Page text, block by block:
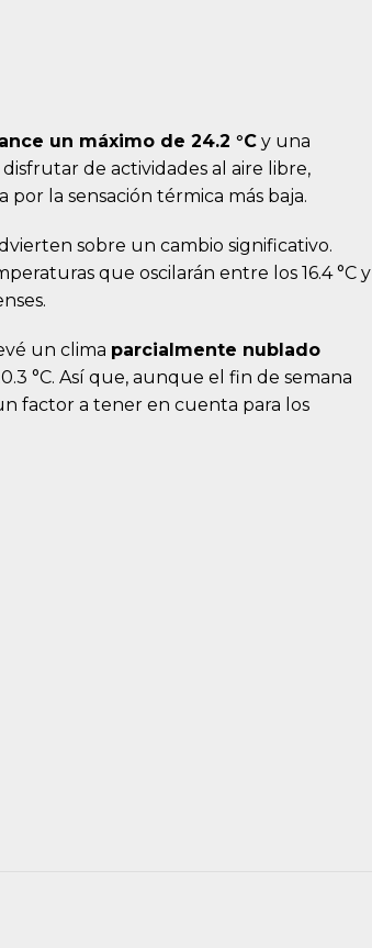
un máximo de 24.2 °C y una
disfrutar de actividades al aire libre,
la sensación térmica más baja.
sobre un cambio significativo.
que oscilarán entre los 16.4 °C y
un clima parcialmente nublado
°C. Así que, aunque el fin de semana
factor a tener en cuenta para los